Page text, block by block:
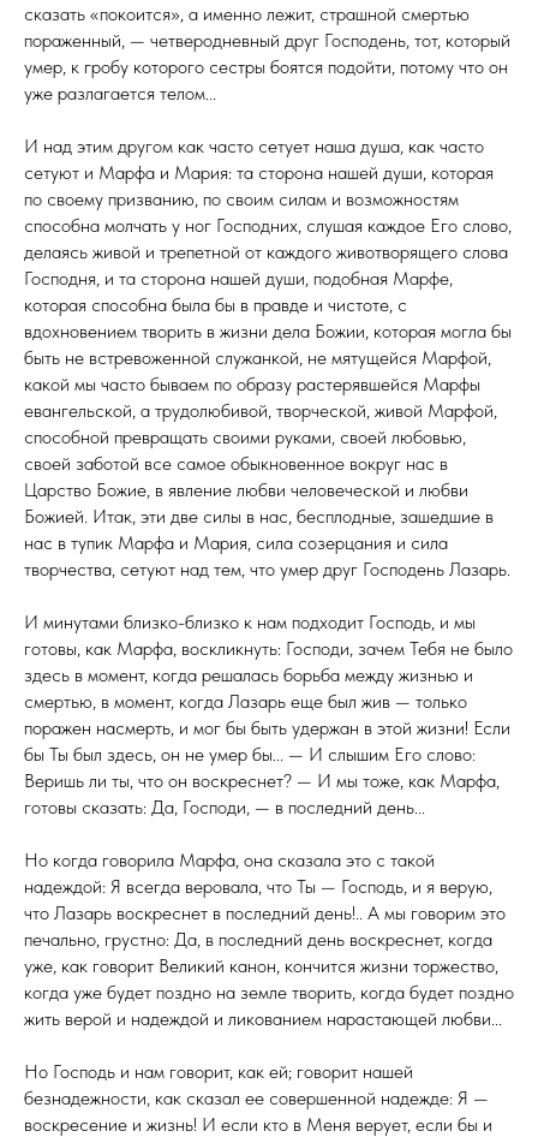
сказать «покоится», а именно лежит, страшной смертью
пораженный, — четверодневный друг Господень, тот, который
умер, к гробу которого сестры боятся подойти, потому что он
уже разлагается телом...
И над этим другом как часто сетует наша душа, как часто
сетуют и Марфа и Мария: та сторона нашей души, которая
по своему призванию, по своим силам и возможностям
способна молчать у ног Господних, слушая каждое Его слово,
делаясь живой и трепетной от каждого животворящего слова
Господня, и та сторона нашей души, подобная Марфе,
которая способна была бы в правде и чистоте, с
вдохновением творить в жизни дела Божии, которая могла бы
быть не встревоженной служанкой, не мятущейся Марфой,
какой мы часто бываем по образу растерявшейся Марфы
евангельской, а трудолюбивой, творческой, живой Марфой,
способной превращать своими руками, своей любовью,
своей заботой все самое обыкновенное вокруг нас в
Царство Божие, в явление любви человеческой и любви
Божией. Итак, эти две силы в нас, бесплодные, зашедшие в
нас в тупик Марфа и Мария, сила созерцания и сила
творчества, сетуют над тем, что умер друг Господень Лазарь.
И минутами близко-близко к нам подходит Господь, и мы
готовы, как Марфа, воскликнуть: Господи, зачем Тебя не было
здесь в момент, когда решалась борьба между жизнью и
смертью, в момент, когда Лазарь еще был жив — только
поражен насмерть, и мог бы быть удержан в этой жизни! Если
бы Ты был здесь, он не умер бы... — И слышим Его слово:
Веришь ли ты, что он воскреснет? — И мы тоже, как Марфа,
готовы сказать: Да, Господи, — в последний день...
Но когда говорила Марфа, она сказала это с такой
надеждой: Я всегда веровала, что Ты — Господь, и я верую,
что Лазарь воскреснет в последний день!.. А мы говорим это
печально, грустно: Да, в последний день воскреснет, когда
уже, как говорит Великий канон, кончится жизни торжество,
когда уже будет поздно на земле творить, когда будет поздно
жить верой и надеждой и ликованием нарастающей любви...
Но Господь и нам говорит, как ей; говорит нашей
безнадежности, как сказал ее совершенной надежде: Я —
воскресение и жизнь! И если кто в Меня верует, если бы и